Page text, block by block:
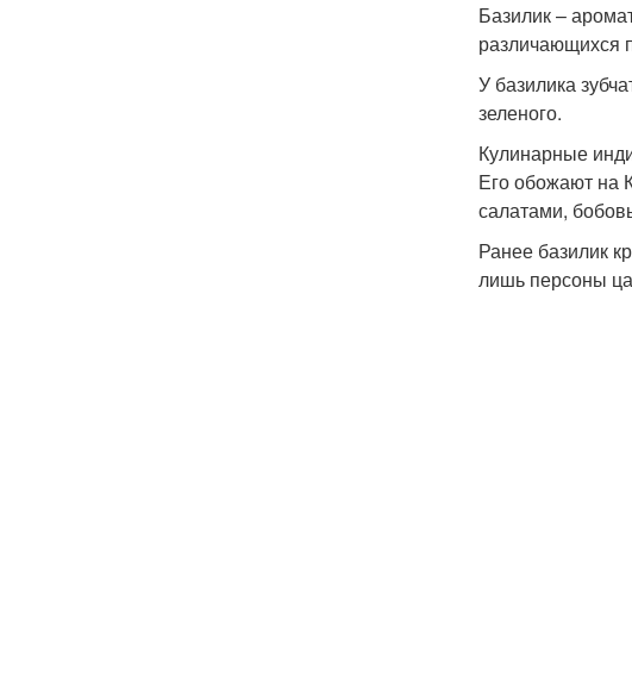
Базилик –
различающихся
У базилика
зеленого.
Кулинарные
Его обожают на
салатами,
Ранее базилик
лишь персоны